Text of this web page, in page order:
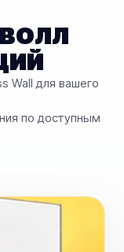
Wall для вашего
по доступным